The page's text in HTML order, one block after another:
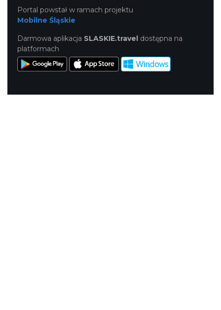
Portal powstał w ramach projektu
Mobilne Śląskie
Darmowa aplikacja SLASKIE.travel dostępna na
platformach